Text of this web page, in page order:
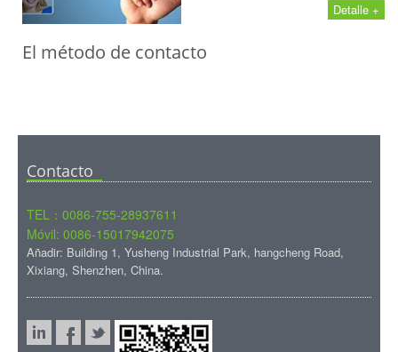
Detalle +
El método de contacto
Contacto
TEL：0086-755-28937611
Móvil: 0086-15017942075
Añadir: Building 1, Yusheng Industrial Park, hangcheng Road,
Xixiang, Shenzhen, China.